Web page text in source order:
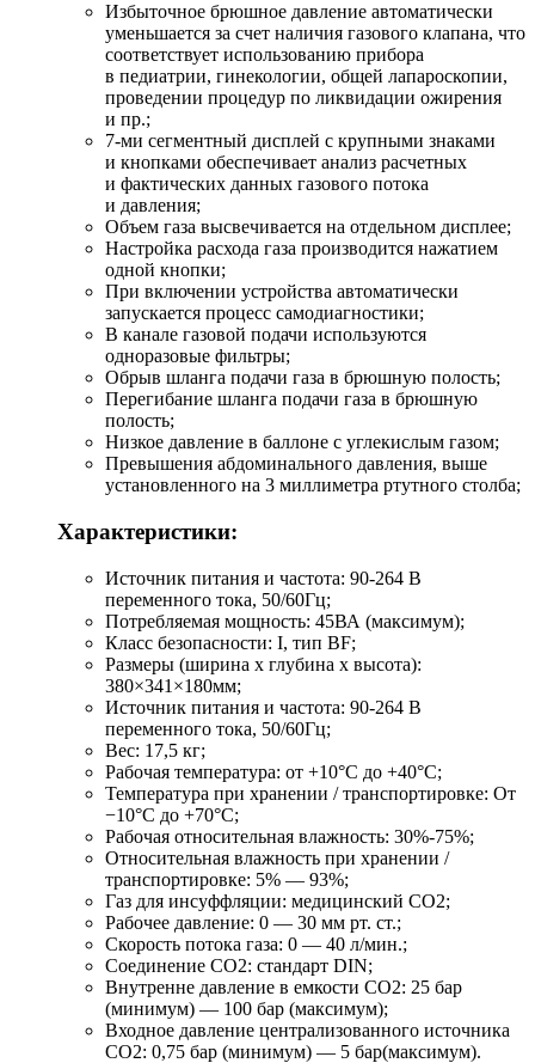
Избыточное брюшное давление автоматически
уменьшается за счет наличия газового клапана, что
соответствует использованию прибора
в педиатрии, гинекологии, общей лапароскопии,
проведении процедур по ликвидации ожирения
и пр.;
7-ми сегментный дисплей с крупными знаками
и кнопками обеспечивает анализ расчетных
и фактических данных газового потока
и давления;
Объем газа высвечивается на отдельном дисплее;
Настройка расхода газа производится нажатием
одной кнопки;
При включении устройства автоматически
запускается процесс самодиагностики;
В канале газовой подачи используются
одноразовые фильтры;
Обрыв шланга подачи газа в брюшную полость;
Перегибание шланга подачи газа в брюшную
полость;
Низкое давление в баллоне с углекислым газом;
Превышения абдоминального давления, выше
установленного на 3 миллиметра ртутного столба;
Характеристики:
Источник питания и частота: 90-264 В
переменного тока, 50/60Гц;
Потребляемая мощность: 45ВА (максимум);
Класс безопасности: I, тип BF;
Размеры (ширина х глубина х высота):
380×341×180мм;
Источник питания и частота: 90-264 В
переменного тока, 50/60Гц;
Вес: 17,5 кг;
Рабочая температура: от +10°С до +40°С;
Температура при хранении / транспортировке: От
−10°С до +70°С;
Рабочая относительная влажность: 30%-75%;
Относительная влажность при хранении /
транспортировке: 5% — 93%;
Газ для инсуффляции: медицинский CO2;
Рабочее давление: 0 — 30 мм рт. ст.;
Скорость потока газа: 0 — 40 л/мин.;
Соединение CO2: стандарт DIN;
Внутренне давление в емкости CO2: 25 бар
(минимум) — 100 бар (максимум);
Входное давление централизованного источника
CO2: 0,75 бар (минимум) — 5 бар(максимум).